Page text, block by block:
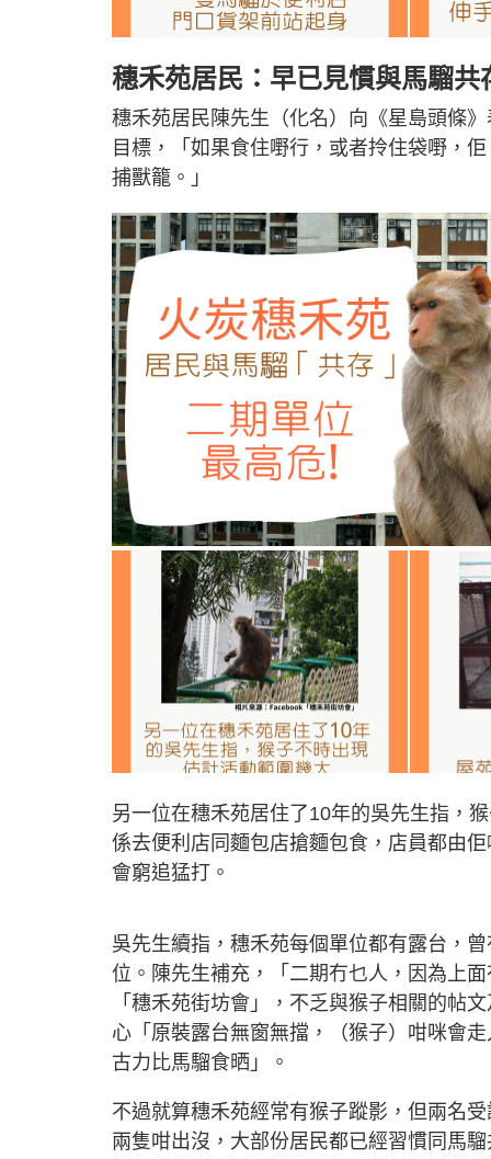
穗禾苑居民：早已見慣與馬騮共
穗禾苑居民陳先生（化名）向《星島頭條
目標，「如果食住嘢行，或者拎住袋嘢，
捕獸籠。」
另一位在穗禾苑居住了10年的吳先生指，
係去便利店同麵包店搶麵包食，店員都由
會窮追猛打。
吳先生續指，穗禾苑每個單位都有露台，
位。陳先生補充，「二期冇乜人，因為上
「穗禾苑街坊會」，不乏與猴子相關的帖
心「原裝露台無窗無擋，（猴子）咁咪會
古力比馬騮食晒」。
不過就算穗禾苑經常有猴子蹤影，但兩名
兩隻咁出沒，大部份居民都已經習慣同馬